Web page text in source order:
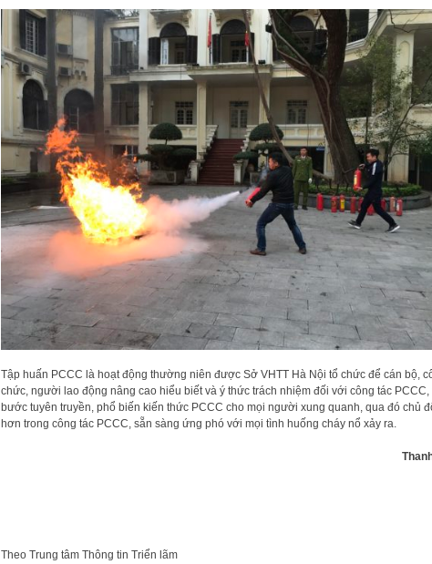
Tập huấn PCCC là hoạt động thường niên được Sở VHTT Hà Nội tổ chức để cán bộ,
chức, người lao động nâng cao hiểu biết và ý thức trách nhiệm đối với công tác PCCC,
bước tuyên truyền, phổ biến kiến thức PCCC cho mọi người xung quanh, qua đó chủ
hơn trong công tác PCCC, sẵn sàng ứng phó với mọi tình huống cháy nổ xảy ra.
Theo Trung tâm Thông tin Triển lãm